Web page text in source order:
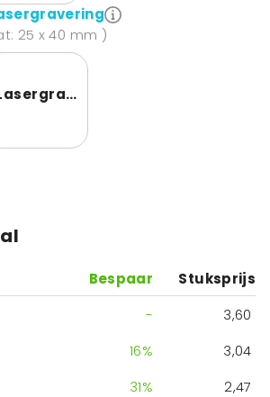
25 x 40 mm )
Bespaar
Stuksprijs
-
3,60
16%
3,04
31%
2,47